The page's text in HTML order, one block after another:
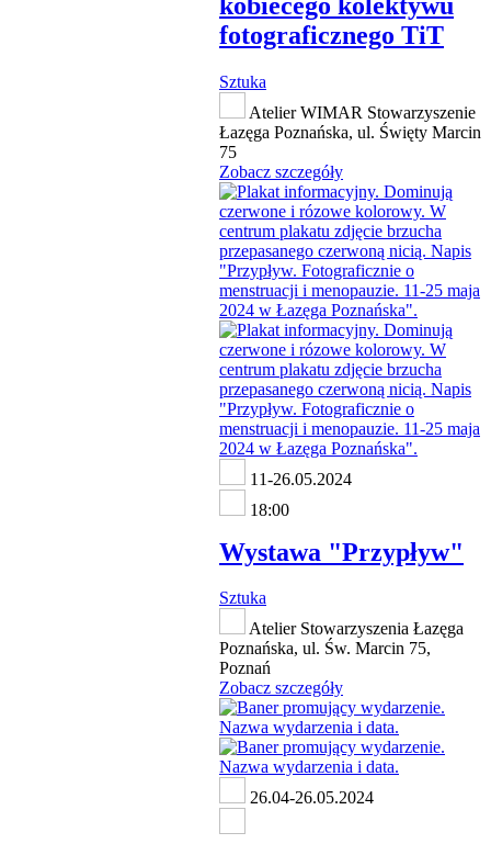
fotograficznego TiT
Sztuka
Atelier WIMAR Stowarzyszenie
Łazęga Poznańska, ul. Święty Marcin
75
Zobacz szczegóły
11-26.05.2024
18:00
Wystawa "Przypływ"
Sztuka
Atelier Stowarzyszenia Łazęga
Poznańska, ul. Św. Marcin 75,
Poznań
Zobacz szczegóły
26.04-26.05.2024